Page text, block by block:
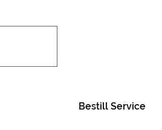
Bestill Service